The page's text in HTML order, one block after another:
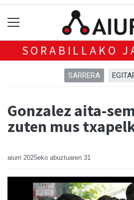
SORABILLAKO
SARRERA
Gonzalez aita-
zuten mus
aiurri 2025eko abuztuaren 31